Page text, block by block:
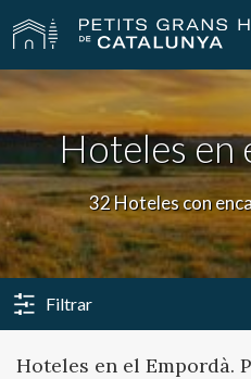
Nuestros Hoteles
Bodas
Cheques Regalo
Hoteles en
32 Hoteles con
Filtrar
Hoteles en el Empordà.